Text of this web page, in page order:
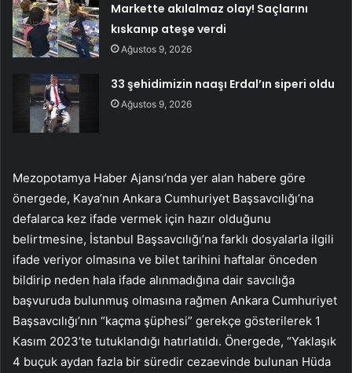
Markette akılalmaz olay! Saçlarını
kıskanıp ateşe verdi
Ağustos 9, 2026
33 şehidimizin naaşı Erdal’ın siperi oldu
Ağustos 9, 2026
Mezopotamya Haber Ajansı’nda yer alan habere göre
önergede, Kaya’nın Ankara Cumhuriyet Başsavcılığı’na
defalarca kez ifade vermek için hazır olduğunu
belirtmesine, İstanbul Başsavcılığı’na farklı dosyalarla ilgili
ifade veriyor olmasına ve bilet tarihini haftalar önceden
bildirip neden hala ifade alınmadığına dair savcılığa
başvuruda bulunmuş olmasına rağmen Ankara Cumhuriyet
Başsavcılığı’nın “kaçma şüphesi” gerekçe gösterilerek 1
Kasım 2023’te tutuklandığı hatırlatıldı. Önergede, “Yaklaşık
4 buçuk aydan fazla bir süredir cezaevinde bulunan Hüda